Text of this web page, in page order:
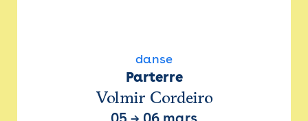
danse
Parterre
Volmir Cordeiro